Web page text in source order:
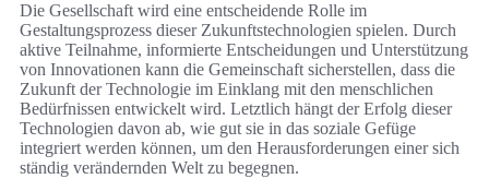
Die Gesellschaft wird eine entscheidende Rolle im
Gestaltungsprozess dieser Zukunftstechnologien spielen. Durch
aktive Teilnahme, informierte Entscheidungen und Unterstützung
von Innovationen kann die Gemeinschaft sicherstellen, dass die
Zukunft der Technologie im Einklang mit den menschlichen
Bedürfnissen entwickelt wird. Letztlich hängt der Erfolg dieser
Technologien davon ab, wie gut sie in das soziale Gefüge
integriert werden können, um den Herausforderungen einer sich
ständig verändernden Welt zu begegnen.